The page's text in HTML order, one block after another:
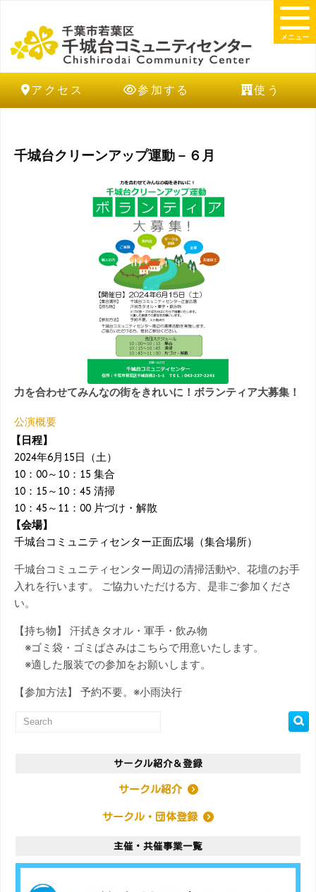
アクセス 参加する 使う
メニュー
千城台クリーンアップ運動－６月
力を合わせてみんなの街をきれいに！ボランティア大募集！
公演概要
【日程】
2024年6月15日（土）
10：00～10：15 集合
10：15～10：45 清掃
10：45～11：00 片づけ・解散
【会場】
千城台コミュニティセンター正面広場（集合場所）
千城台コミュニティセンター周辺の清掃活動や、花壇のお手
入れを行います。 ご協力いただける方、是非ご参加くださ
い。
【持ち物】 汗拭きタオル・軍手・飲み物
※ゴミ袋・ゴミばさみはこちらで用意いたします。
※適した服装での参加をお願いします。
【参加方法】 予約不要。※小雨決行
サークル紹介＆登録
サークル紹介
サークル・団体登録
主催・共催事業一覧